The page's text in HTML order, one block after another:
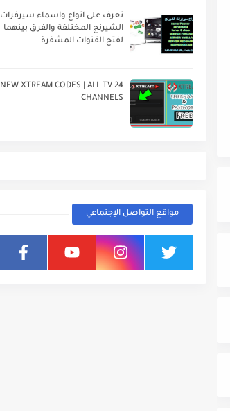
تعرف على انواع واسماء سيرفرات
الشيرنج المختلفة والفرق بينهما
لفتح القنوات المشفرة
24 NEW XTREAM CODES | ALL TV
CHANNELS
مواقع التواصل الإجتماعي